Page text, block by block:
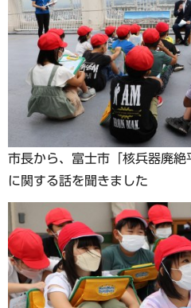
市長から、富士市「核兵器廃絶
に関する話を聞きました